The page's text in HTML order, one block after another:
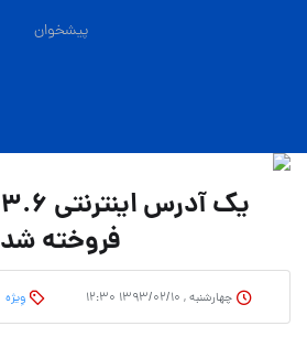
پیشخوان
فروخته شد
چهارشنبه , ۱۳۹۳/۰۲/۱۰ ۱۲:۳۰ وِیژه